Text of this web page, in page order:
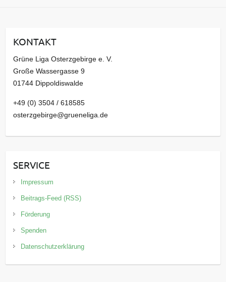
v
KONTAKT
Grüne Liga Osterzgebirge e. V.
Große Wassergasse 9
01744 Dippoldiswalde
+49 (0) 3504 / 618585
osterzgebirge@grueneliga.de
SERVICE
Impressum
Beitrags-Feed (RSS)
Förderung
Spenden
Datenschutzerklärung